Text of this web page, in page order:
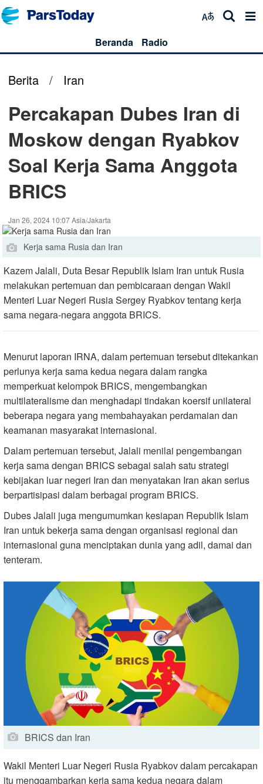
Beranda Radio
Berita / Iran
Percakapan Dubes Iran di
Moskow dengan Ryabkov
Soal Kerja Sama Anggota
BRICS
Jan 26, 2024 10:07 Asia/Jakarta
Kerja sama Rusia dan Iran
Kazem Jalali, Duta Besar Republik Islam Iran untuk Rusia
melakukan pertemuan dan pembicaraan dengan Wakil
Menteri Luar Negeri Rusia Sergey Ryabkov tentang kerja
sama negara-negara anggota BRICS.
Menurut laporan IRNA, dalam pertemuan tersebut ditekankan
perlunya kerja sama kedua negara dalam rangka
memperkuat kelompok BRICS, mengembangkan
multilateralisme dan menghadapi tindakan koersif unilateral
beberapa negara yang membahayakan perdamaian dan
keamanan masyarakat internasional.
Dalam pertemuan tersebut, Jalali menilai pengembangan
kerja sama dengan BRICS sebagai salah satu strategi
kebijakan luar negeri Iran dan menyatakan Iran akan serius
berpartisipasi dalam berbagai program BRICS.
Dubes Jalali juga mengumumkan kesiapan Republik Islam
Iran untuk bekerja sama dengan organisasi regional dan
internasional guna menciptakan dunia yang adil, damai dan
tenteram.
BRICS dan Iran
Wakil Menteri Luar Negeri Rusia Ryabkov dalam percakapan
itu menggambarkan kerja sama kedua negara dalam